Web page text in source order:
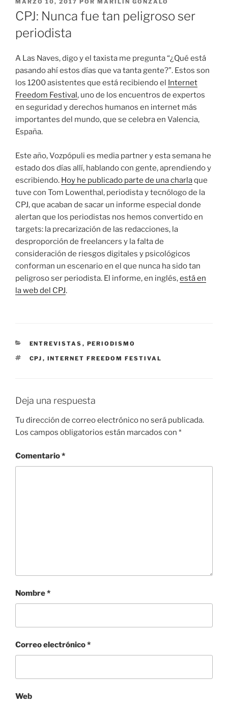
EL
MARZO 10, 2017 POR MARILÍN GONZALO
CPJ: Nunca fue tan peligroso ser
periodista
A Las Naves, digo y el taxista me pregunta “¿Qué está
pasando ahí estos días que va tanta gente?”. Estos son
los 1200 asistentes que está recibiendo el Internet
Freedom Festival, uno de los encuentros de expertos
en seguridad y derechos humanos en internet más
importantes del mundo, que se celebra en Valencia,
España.
Este año, Vozpópuli es media partner y esta semana he
estado dos días allí, hablando con gente, aprendiendo y
escribiendo. Hoy he publicado parte de una charlaque
tuve con Tom Lowenthal, periodista y tecnólogo de la
CPJ, que acaban de sacar un informe especial donde
alertan que los periodistas nos hemos convertido en
targets: la precarización de las redacciones, la
desproporción de freelancers y la falta de
consideración de riesgos digitales y psicológicos
conforman un escenario en el que nunca ha sido tan
peligroso ser periodista. El informe, en inglés,está en
la web del CPJ.
CATEGORÍAS
ENTREVISTAS , PERIODISMO
ETIQUETAS
CPJ , INTERNET FREEDOM FESTIVAL
Deja una respuesta
Tu dirección de correo electrónico no será publicada.
Los campos obligatorios están marcados con *
Comentario*
Nombre*
Correo electrónico*
Web